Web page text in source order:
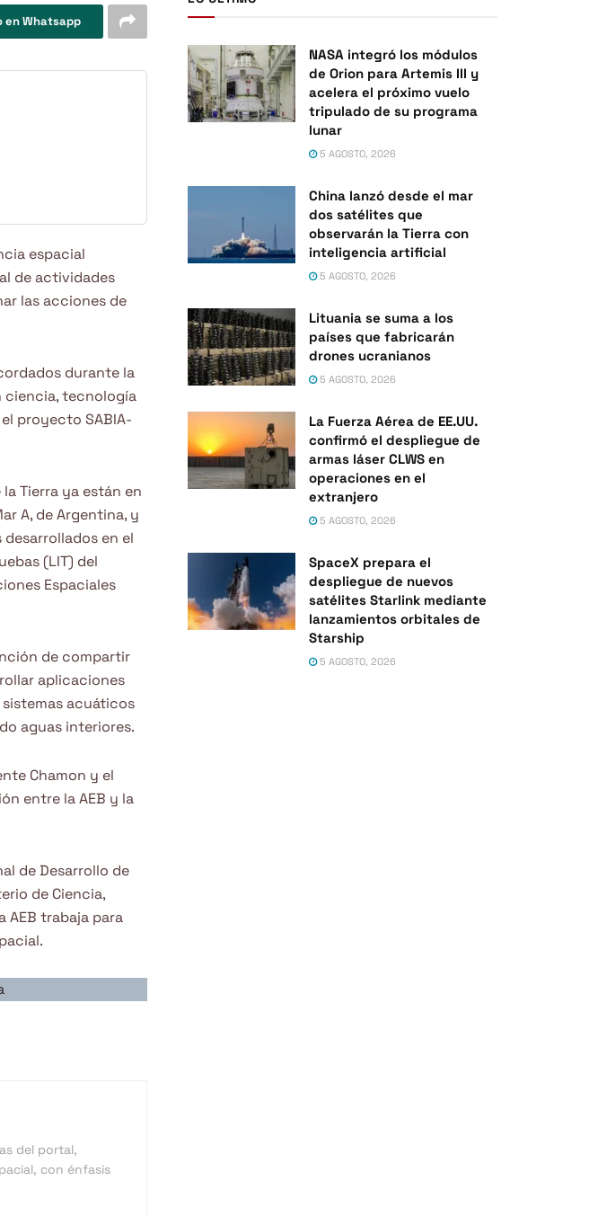
en Whatsapp
espacial
de actividades
las acciones de
durante la
ciencia, tecnología
proyecto SABIA-
Tierra ya están en
A, de Argentina, y
desarrollados en el
(LIT) del
Espaciales
de compartir
aplicaciones
acuáticos
aguas interiores.
Chamon y el
entre la AEB y la
de Desarrollo de
de Ciencia,
AEB trabaja para
del portal,
con énfasis
NASA integró los módulos
de Orion para Artemis III y
acelera el próximo vuelo
tripulado de su programa
lunar
5 AGOSTO, 2026
China lanzó desde el mar
dos satélites que
observarán la Tierra con
inteligencia artificial
5 AGOSTO, 2026
Lituania se suma a los
países que fabricarán
drones ucranianos
5 AGOSTO, 2026
La Fuerza Aérea de EE.UU.
confirmó el despliegue de
armas láser CLWS en
operaciones en el
extranjero
5 AGOSTO, 2026
SpaceX prepara el
despliegue de nuevos
satélites Starlink mediante
lanzamientos orbitales de
Starship
5 AGOSTO, 2026